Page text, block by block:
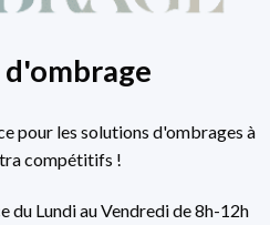
d'ombrage
pour les solutions d'ombrages à
compétitifs !
du Lundi au Vendredi de 8h-12h